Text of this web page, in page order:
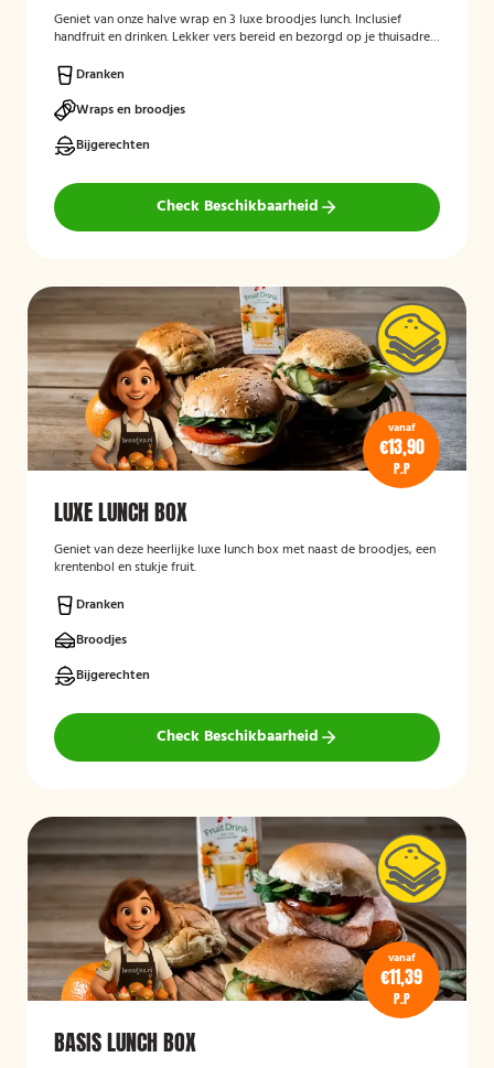
Geniet van onze halve wrap en 3 luxe broodjes lunch. Inclusief
handfruit en drinken. Lekker vers bereid en bezorgd op je thuisadres
Dranken
Wraps en broodjes
Bijgerechten
Check Beschikbaarheid
vanaf
€13,90
P.P
LUXE LUNCH BOX
Geniet van deze heerlijke luxe lunch box met naast de broodjes, een
krentenbol en stukje fruit.
Dranken
Broodjes
Bijgerechten
Check Beschikbaarheid
vanaf
€11,39
P.P
BASIS LUNCH BOX